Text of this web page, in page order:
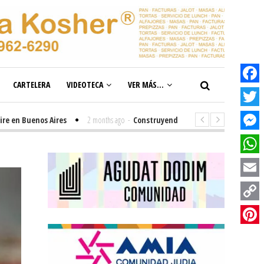
CARTELERA VIDEOTECA VER MÁS...
Aires 2 months ago - Construyendo el futuro de la inclusión en
Facebook
Twitter
Email
Copy